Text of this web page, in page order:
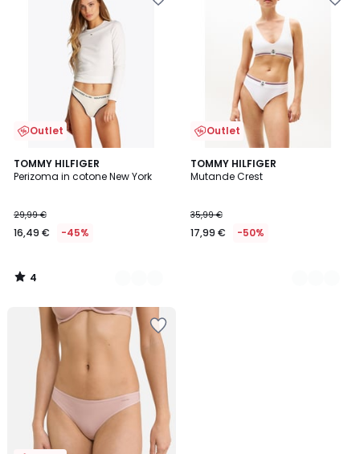
Outlet
TOMMY HILFIGER
Perizoma in cotone New York
29,99 €
16,49 € -45%
4
/
2
Colori
4
/
Outlet
TOMMY HILFIGER
Mutande Crest
35,99 €
17,99 € -50%
2
Colori